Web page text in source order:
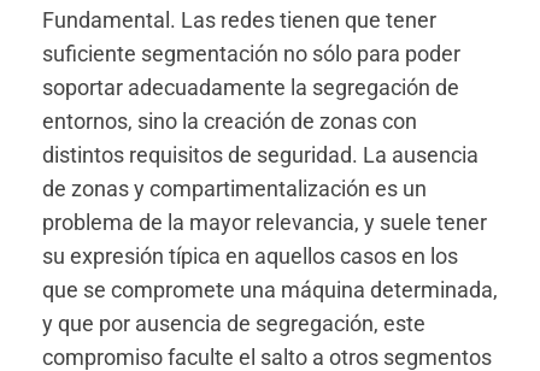
Fundamental. Las redes tienen que tener
suficiente segmentación no sólo para poder
soportar adecuadamente la segregación de
entornos, sino la creación de zonas con
distintos requisitos de seguridad. La ausencia
de zonas y compartimentalización es un
problema de la mayor relevancia, y suele tener
su expresión típica en aquellos casos en los
que se compromete una máquina determinada,
y que por ausencia de segregación, este
compromiso faculte el salto a otros segmentos